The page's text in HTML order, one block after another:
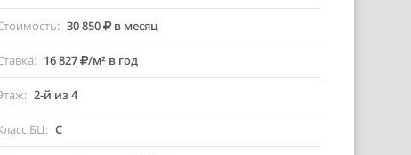
30 850 в месяц
16 827 /м² в год
2-й из 4
БЦ C